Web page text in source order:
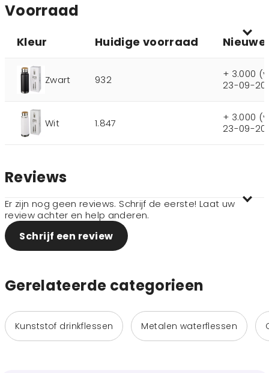
Voorraad
Kleur Huidige voorraad
Zwart 932
+ 3.000
23-09-
Wit 1.847
+ 3.000
23-09-
Reviews
Er zijn nog geen reviews. Schrijf de eerste! Laat uw
review achter en help anderen.
Schrijf een review
Gerelateerde categorieen
Kunststof drinkflessen Metalen waterflessen